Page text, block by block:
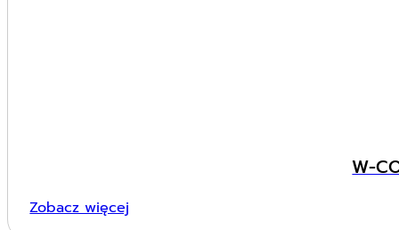
W-
Zobacz więcej